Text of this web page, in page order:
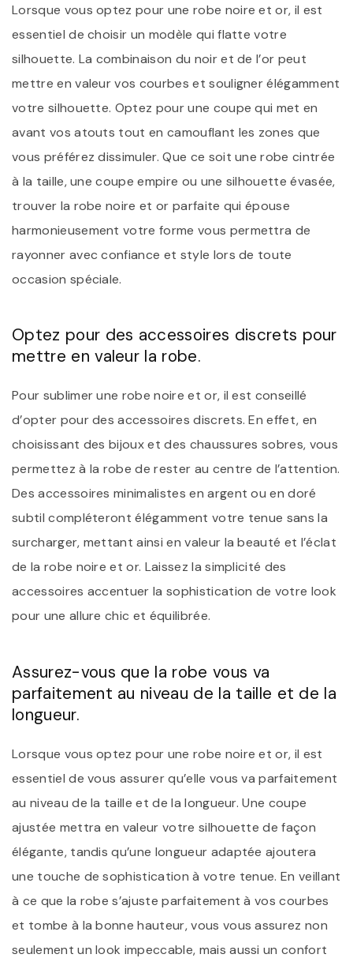
Lorsque vous optez pour une robe noire et or, il est
essentiel de choisir un modèle qui flatte votre
silhouette. La combinaison du noir et de l’or peut
mettre en valeur vos courbes et souligner élégamment
votre silhouette. Optez pour une coupe qui met en
avant vos atouts tout en camouflant les zones que
vous préférez dissimuler. Que ce soit une robe cintrée
à la taille, une coupe empire ou une silhouette évasée,
trouver la robe noire et or parfaite qui épouse
harmonieusement votre forme vous permettra de
rayonner avec confiance et style lors de toute
occasion spéciale.
Optez pour des accessoires discrets pour
mettre en valeur la robe.
Pour sublimer une robe noire et or, il est conseillé
d’opter pour des accessoires discrets. En effet, en
choisissant des bijoux et des chaussures sobres, vous
permettez à la robe de rester au centre de l’attention.
Des accessoires minimalistes en argent ou en doré
subtil compléteront élégamment votre tenue sans la
surcharger, mettant ainsi en valeur la beauté et l’éclat
de la robe noire et or. Laissez la simplicité des
accessoires accentuer la sophistication de votre look
pour une allure chic et équilibrée.
Assurez-vous que la robe vous va
parfaitement au niveau de la taille et de la
longueur.
Lorsque vous optez pour une robe noire et or, il est
essentiel de vous assurer qu’elle vous va parfaitement
au niveau de la taille et de la longueur. Une coupe
ajustée mettra en valeur votre silhouette de façon
élégante, tandis qu’une longueur adaptée ajoutera
une touche de sophistication à votre tenue. En veillant
à ce que la robe s’ajuste parfaitement à vos courbes
et tombe à la bonne hauteur, vous vous assurez non
seulement un look impeccable, mais aussi un confort